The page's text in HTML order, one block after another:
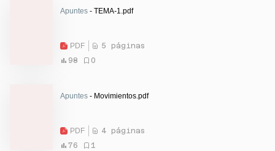
Apuntes - TEMA-1.pdf
PDF
5 páginas
98
0
Apuntes - Movimientos.pdf
PDF
4 páginas
76
1